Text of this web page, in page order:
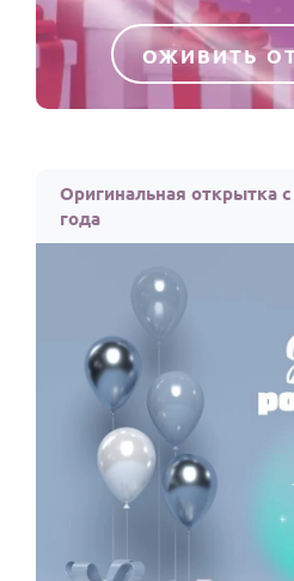
ОЖИВИТЬ
Оригинальная открытка
года